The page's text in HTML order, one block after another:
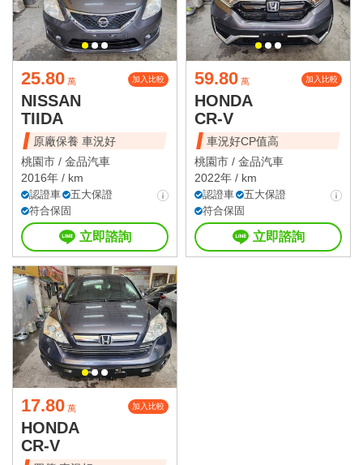
25.80 萬 加入比較
NISSAN
TIIDA
原廠保養 車況好
桃園市 / 金品汽車
2016年 / km
認證車
五大保證
符合保固
立即諮詢
59.80 萬 加入比較
HONDA
CR-V
車況好CP值高
桃園市 / 金品汽車
2022年 / km
認證車
五大保證
符合保固
立即諮詢
17.80 萬 加入比較
HONDA
CR-V